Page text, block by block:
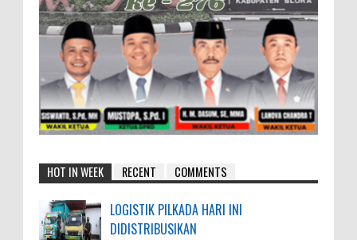
HOT IN WEEK RECENT COMMENTS
LOGISTIK PILKADA HARI INI
DIDISTRIBUSIKAN